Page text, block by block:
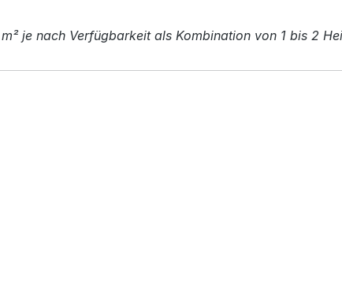
je nach Verfügbarkeit als Kombination von 1 bis 2